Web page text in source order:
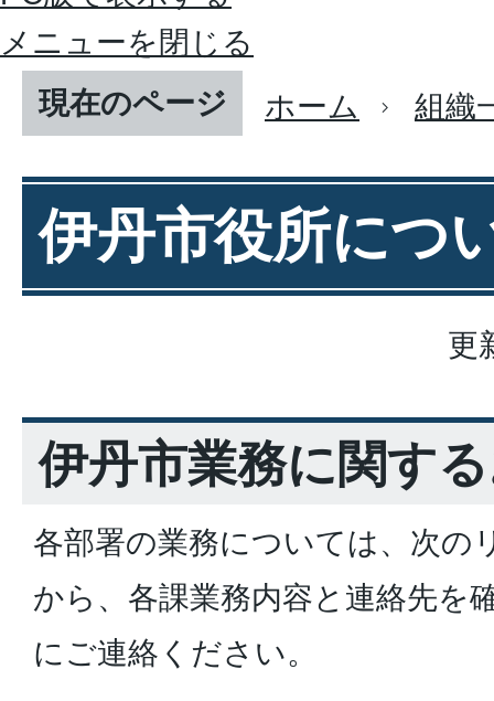
メニューを閉じる
現在のページ
ホーム 組織
伊丹市役所につ
更
伊丹市業務に関す
各部署の業務については、次の
から、各課業務内容と連絡先を
にご連絡ください。